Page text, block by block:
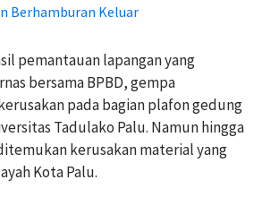
Berhamburan Keluar
pemantauan lapangan yang
bersama BPBD, gempa
pada bagian plafon gedung
Tadulako Palu. Namun hingga
kerusakan material yang
Kota Palu.